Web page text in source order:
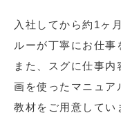
入社してから約1ヶ
ルーが丁寧にお仕事
また、スグに仕事
画を使ったマニュア
教材をご用意してい